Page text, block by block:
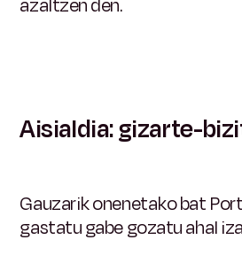
Aisialdia: gizarte-
Gauzarik onenetako bat
gastatu gabe gozatu ahal